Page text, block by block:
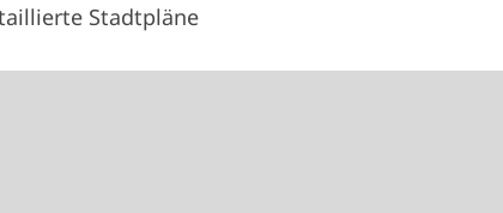
Stadtpläne